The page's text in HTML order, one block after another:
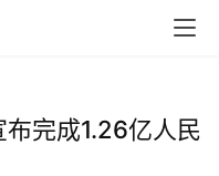
完成1.26亿人民